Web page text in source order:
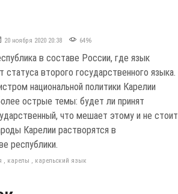
20 ноября 2020 20:38 6496
в составе России, где язык
статуса второго государственного языка.
национальной политики Карелии
острые темы: будет ли принят
что мешает этому и не стоит
Карелии растворятся в
республики.
, карелы , карельский язык